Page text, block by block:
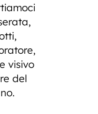
visivo
del